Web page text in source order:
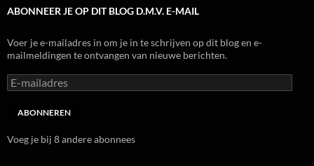
ABONNEER JE OP DIT BLOG D.M.V. E-MAIL
Voer je e-mailadres in om je in te schrijven op dit blog en e-
mailmeldingen te ontvangen van nieuwe berichten.
E-
mailadres
ABONNEREN
Voeg je bij 8 andere abonnees